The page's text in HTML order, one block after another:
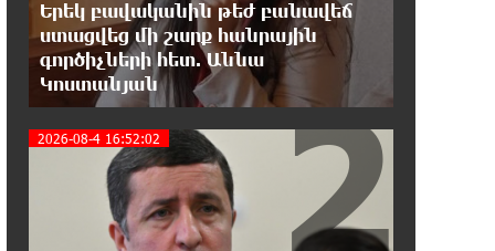
ցեղասպանության հիշատակի օրն
է․ Ուժեղ Հայաստան
18:41:31 7-08-2026
Հայաստանը ապրում է իր
գոյության ամենախայտառակ
ժամանակաշրջանը․ Գառնիկ Դավթյան
18:37:08 7-08-2026
Երեկ բավականին թեժ բանավեճ
ստացվեց մի շարք հանրային
գործիչների հետ. Աննա
Կոստանյան
2026-08-4 16:52:02 2